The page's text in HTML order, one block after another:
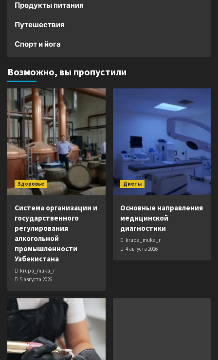
Продукты питания
Путешествия
Спорт и йога
Возможно, вы пропустили
Здоровье
Система организации и
государственного
регулирования
алкогольной
промышленности
Узбекистана
krupa_muka_r
5 августа 2026
Диеты
Основные направления
медицинской
диагностики
krupa_muka_r
4 августа 2026